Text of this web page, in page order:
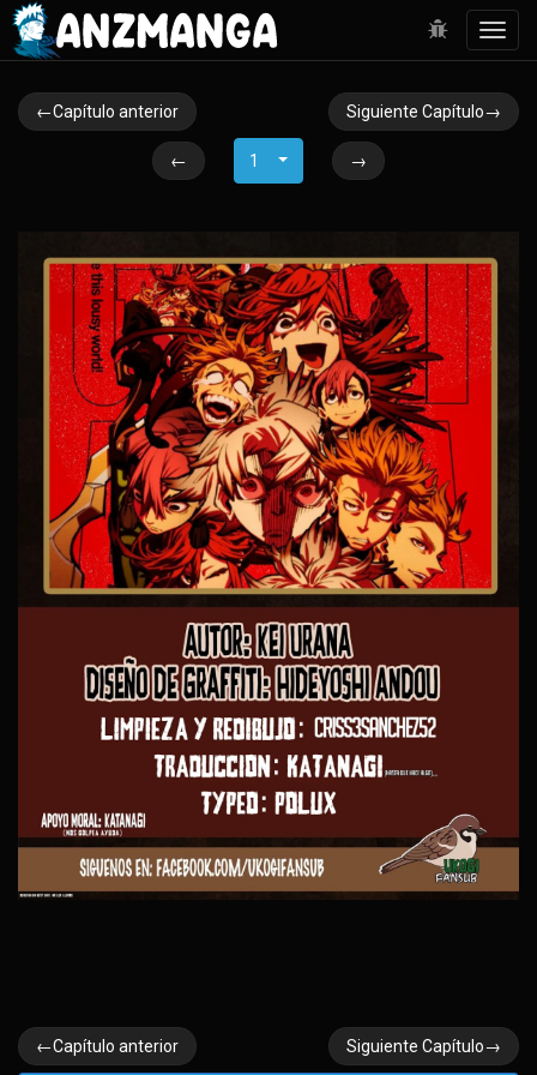
←Capítulo anterior Siguiente Capítulo→
← 1 →
←Capítulo anterior Siguiente Capítulo→